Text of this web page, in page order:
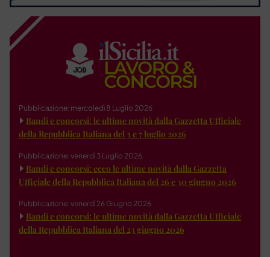
Pubblicazione: mercoledì 8 Luglio 2026
Bandi e concorsi: le ultime novità dalla Gazzetta Ufficiale
della Repubblica Italiana del 3 e 7 luglio 2026
Pubblicazione: venerdì 3 Luglio 2026
Bandi e concorsi: ecco le ultime novità dalla Gazzetta
Ufficiale della Repubblica Italiana del 26 e 30 giugno 2026
Pubblicazione: venerdì 26 Giugno 2026
Bandi e concorsi: le ultime novità dalla Gazzetta Ufficiale
della Repubblica Italiana del 23 giugno 2026